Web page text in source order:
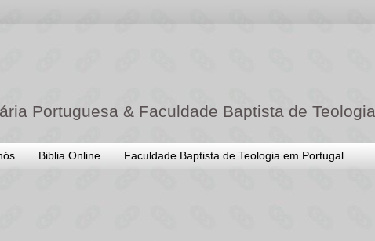
Portuguesa & Faculdade Baptista de Teologia
Biblia Online Faculdade Baptista de Teologia em Portugal